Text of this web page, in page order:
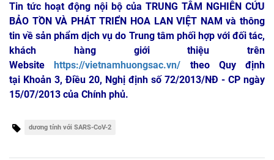
Tin tức hoạt động nội bộ của TRUNG TÂM NGHIÊN CỨU
BẢO TỒN VÀ PHÁT TRIỂN HOA LAN VIỆT NAM và thông
tin về sản phẩm dịch vụ do Trung tâm phối hợp với đối tác,
khách hàng giới thiệu trên
Website
https://vietnamhuongsac.vn/ theo Quy định
tại Khoản 3, Điều 20, Nghị định số 72/2013/NĐ - CP ngày
15/07/2013 của Chính phủ.
dương tính với SARS-CoV-2